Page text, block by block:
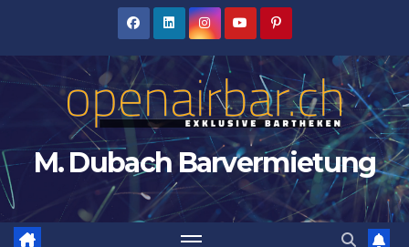
M. Dubach Barvermietung